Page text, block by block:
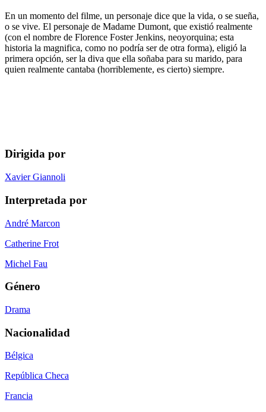
En un momento del filme, un personaje dice que la vida, o se sueña,
o se vive. El personaje de Madame Dumont, que existió realmente
(con el nombre de Florence Foster Jenkins, neoyorquina; esta
historia la magnifica, como no podría ser de otra forma), eligió la
primera opción, ser la diva que ella soñaba para su marido, para
quien realmente cantaba (horriblemente, es cierto) siempre.
Dirigida por
Xavier Giannoli
Interpretada por
André Marcon
Catherine Frot
Michel Fau
Género
Drama
Nacionalidad
Bélgica
República Checa
Francia